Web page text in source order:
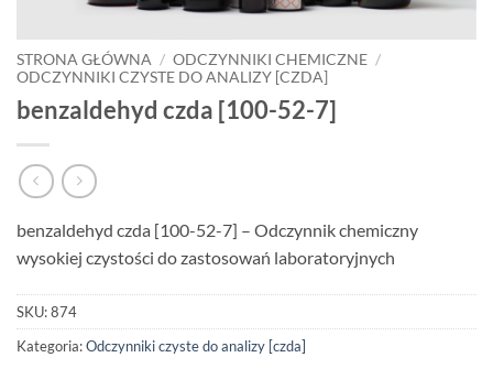
STRONA GŁÓWNA / ODCZYNNIKI CHEMICZNE /
ODCZYNNIKI CZYSTE DO ANALIZY [CZDA]
benzaldehyd czda [100-52-7]
benzaldehyd czda [100-52-7] – Odczynnik chemiczny
wysokiej czystości do zastosowań laboratoryjnych
SKU:874
Kategoria:Odczynniki czyste do analizy [czda]